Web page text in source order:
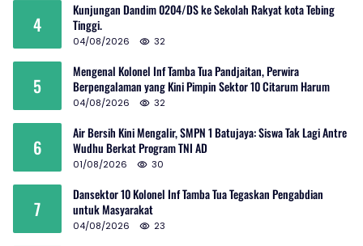
4
Kunjungan Dandim 0204/DS ke Sekolah Rakyat kota Tebing
Tinggi.
04/08/2026 32
5
Mengenal Kolonel Inf Tamba Tua Pandjaitan, Perwira
Berpengalaman yang Kini Pimpin Sektor 10 Citarum Harum
04/08/2026 32
6
Air Bersih Kini Mengalir, SMPN 1 Batujaya: Siswa Tak Lagi Antre
Wudhu Berkat Program TNI AD
01/08/2026 30
7
Dansektor 10 Kolonel Inf Tamba Tua Tegaskan Pengabdian
untuk Masyarakat
04/08/2026 23